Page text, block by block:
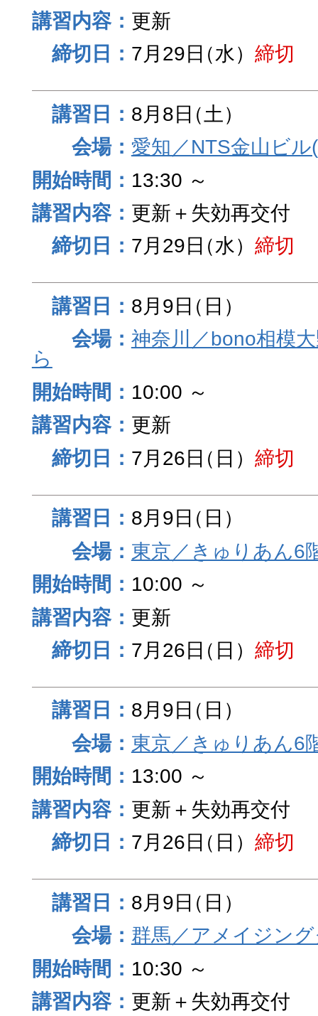
更新
7月29日（水） 締切
8月8日（土）
愛知／NTS金山ビ
13:30 ～
更新＋失効再交付
7月29日（水） 締切
8月9日（日）
神奈川／bono相模
ら
10:00 ～
更新
7月26日（日） 締切
8月9日（日）
東京／きゅりあん6
10:00 ～
更新
7月26日（日） 締切
8月9日（日）
東京／きゅりあん6
13:00 ～
更新＋失効再交付
7月26日（日） 締切
8月9日（日）
群馬／アメイジン
10:30 ～
更新＋失効再交付